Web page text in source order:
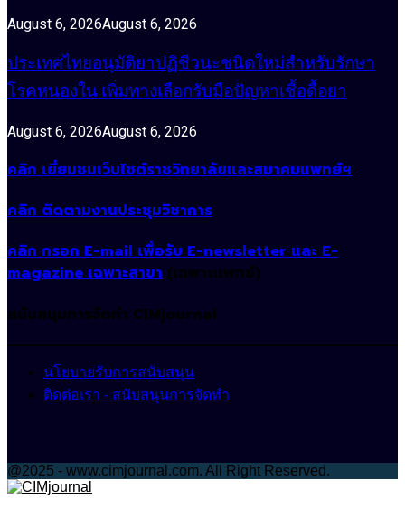
August 6, 2026August 6, 2026
ประเทศไทยอนุมัติยาปฏิชีวนะชนิดใหม่สำหรับรักษา
โรคหนองใน เพิ่มทางเลือกรับมือปัญหาเชื้อดื้อยา
August 6, 2026August 6, 2026
คลิก เยี่ยมชมเว็บไซต์ราชวิทยาลัยและสมาคมแพทย์ฯ
คลิก ติดตามงานประชุมวิชาการ
คลิก กรอก E-mail เพื่อรับ E-newsletter และ E-
magazine เฉพาะสาขา (เฉพาะแพทย์)
สนับสนุนการจัดทำ CIMjournal
นโยบายรับการสนับสนุน
ติดต่อเรา - สนับสนุนการจัดทำ
@2025 - www.cimjournal.com. All Right Reserved.